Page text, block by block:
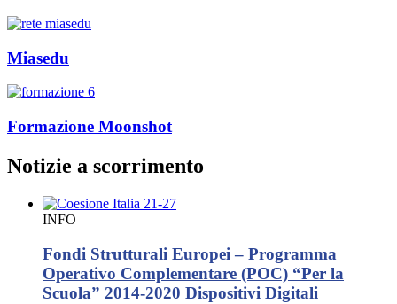
Miasedu
Formazione Moonshot
Notizie a scorrimento
INFO
Fondi Strutturali Europei – Programma
Operativo Complementare (POC) “Per la
Scuola” 2014-2020 Dispositivi Digitali